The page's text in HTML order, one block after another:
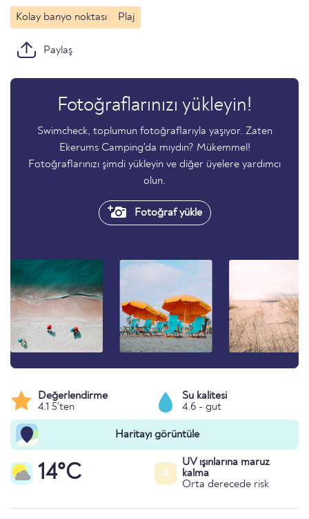
Kolay banyo noktası Plaj
Paylaş
Fotoğraflarınızı yükleyin!
Swimcheck, toplumun fotoğraflarıyla yaşıyor. Zaten
Ekerums Camping'da mıydın? Mükemmel!
Fotoğraflarınızı şimdi yükleyin ve diğer üyelere yardımcı
olun.
Fotoğraf yükle
Değerlendirme
4.1 5'ten
Su kalitesi
4.6 - gut
Haritayı görüntüle
14°C 4
UV ışınlarına maruz
kalma
Orta derecede risk